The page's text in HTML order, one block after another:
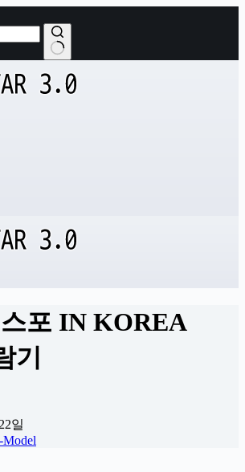
포 IN KOREA
기
일
Model